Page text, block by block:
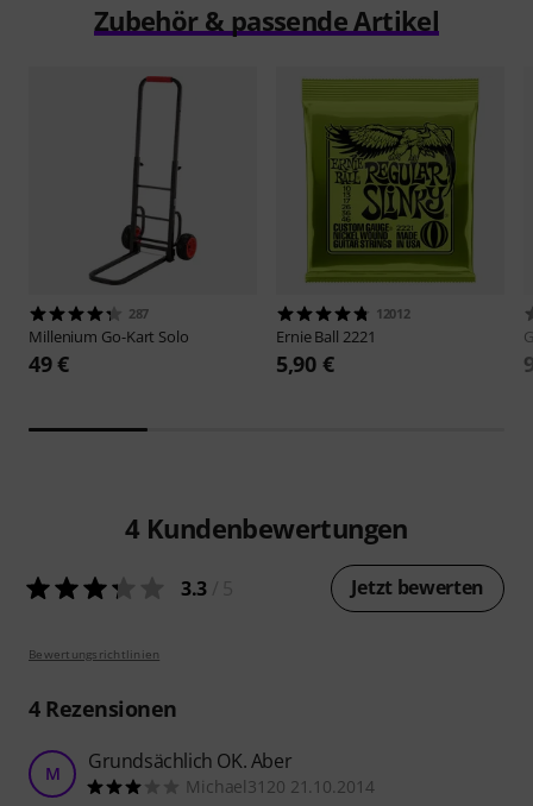
Zubehör & passende Artikel
287
Millenium Go-Kart Solo
49 €
12012
Ernie Ball 2221
5,90 €
4 Kundenbewertungen
3.3 Jetzt bewerten
Bewertungsrichtlinien
4Rezensionen
M Grundsächlich OK. Aber
Michael3120 21.10.2014